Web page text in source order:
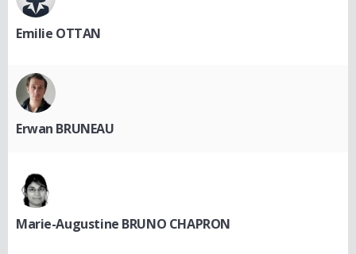
Emilie OTTAN
Erwan BRUNEAU
Marie-Augustine BRUNO CHAPRON